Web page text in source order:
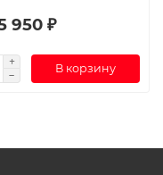
950 ₽
В корзину